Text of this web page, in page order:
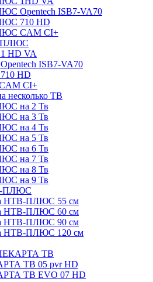
Opentech ISB7-VA70
710 HD
CAM CI+
ПЛЮС
HD VA
ISB7-VA70
HD
CI+
ТВ
на 2 Тв
на 3 Тв
на 4 Тв
на 5 Тв
на 6 Тв
на 7 Тв
на 8 Тв
на 9 Тв
ПЛЮС
НТВ-ПЛЮС 55 см
НТВ-ПЛЮС 60 см
НТВ-ПЛЮС 90 см
НТВ-ПЛЮС 120 см
ТВ
ТВ 05 pvr HD
ТВ EVO 07 HD